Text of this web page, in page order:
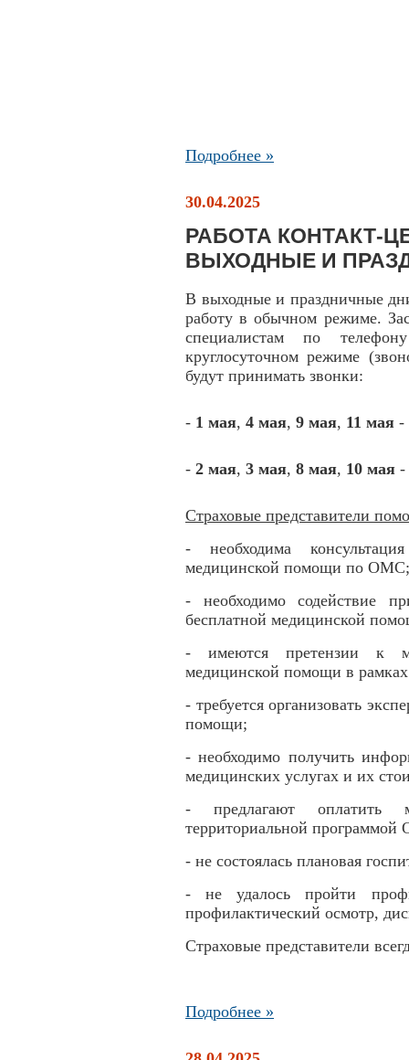
Подробнее »
30.04.2025
РАБОТА КОНТАКТ-
ВЫХОДНЫЕ И
В выходные и праздничные
работу в обычном режиме.
специалистам по
круглосуточном режиме
будут принимать звонки:
- 1 мая, 4 мая, 9 мая, 11 мая -
- 2 мая, 3 мая, 8 мая, 10 мая -
Страховые представители
- необходима
медицинской помощи по
- необходимо содействие
бесплатной медицинской
- имеются претензии к
медицинской помощи в
- требуется организовать
помощи;
- необходимо получить
медицинских услугах и их
- предлагают оплатить
территориальной
- не состоялась плановая
- не удалось пройти
профилактический осмотр,
Страховые представители
Подробнее »